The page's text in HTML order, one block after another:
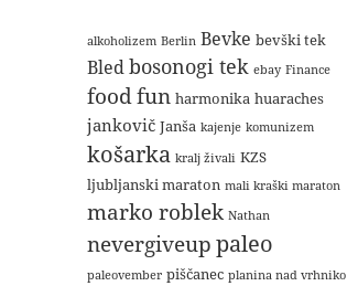
alkoholizem Berlin Bevke bevški tek
Bledbosonogi tek ebay Finance
foodfun harmonika huaraches
jankovič Janša kajenje komunizem
košarka kralj živali KZS
ljubljanski maraton mali kraški maraton
marko roblek Nathan
nevergiveup paleo
paleovember piščanec planina nad vrhniko